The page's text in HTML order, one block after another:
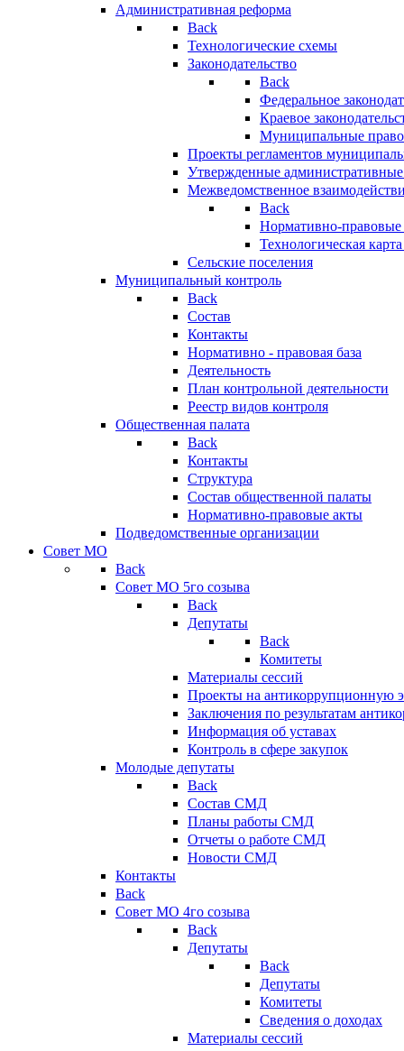
Административная реформа
Back
Технологические схемы
Законодательство
Back
Федеральное
Краевое
Муниципальные
Проекты регламентов
Утвержденные
Межведомственное
Back
Нормативно-правовые
Технологическая
Сельские поселения
Муниципальный контроль
Back
Состав
Контакты
Нормативно - правовая база
Деятельность
План контрольной деятельности
Реестр видов контроля
Общественная палата
Back
Контакты
Структура
Состав общественной палаты
Нормативно-правовые акты
Подведомственные организации
Совет МО
Back
Совет МО 5го созыва
Back
Депутаты
Back
Комитеты
Материалы сессий
Проекты на антикоррупционную
Заключения по результатам
Информация об уставах
Контроль в сфере закупок
Молодые депутаты
Back
Состав СМД
Планы работы СМД
Отчеты о работе СМД
Новости СМД
Контакты
Back
Совет МО 4го созыва
Back
Депутаты
Back
Депутаты
Комитеты
Сведения о доходах
Материалы сессий